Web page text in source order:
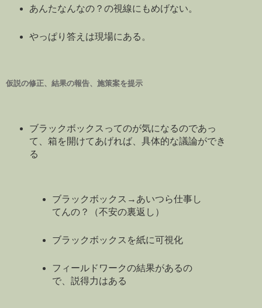
あんたなんなの？の視線にもめげない。
やっぱり答えは現場にある。
仮説の修正、結果の報告、施策案を提示
ブラックボックスってのが気になるのであっ
て、箱を開けてあげれば、具体的な議論ができ
る
ブラックボックス→あいつら仕事し
てんの？（不安の裏返し）
ブラックボックスを紙に可視化
フィールドワークの結果があるの
で、説得力はある